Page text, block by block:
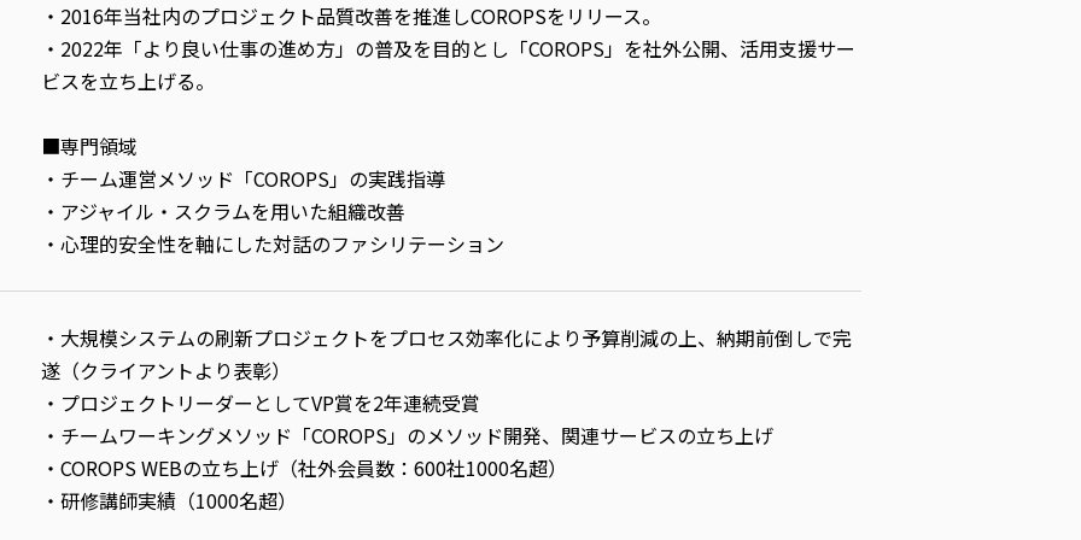
・2016年当社内のプロジェクト品質改善を推進しCOROPSをリリース。
・2022年「より良い仕事の進め方」の普及を目的とし「COROPS」を社外公開、活用支援サー
ビスを立ち上げる。
■専門領域
・チーム運営メソッド「COROPS」の実践指導
・アジャイル・スクラムを用いた組織改善
・心理的安全性を軸にした対話のファシリテーション
・大規模システムの刷新プロジェクトをプロセス効率化により予算削減の上、納期前倒しで完
遂（クライアントより表彰）
・プロジェクトリーダーとしてVP賞を2年連続受賞
・チームワーキングメソッド「COROPS」のメソッド開発、関連サービスの立ち上げ
・COROPS WEBの立ち上げ（社外会員数：600社1000名超）
・研修講師実績（1000名超）